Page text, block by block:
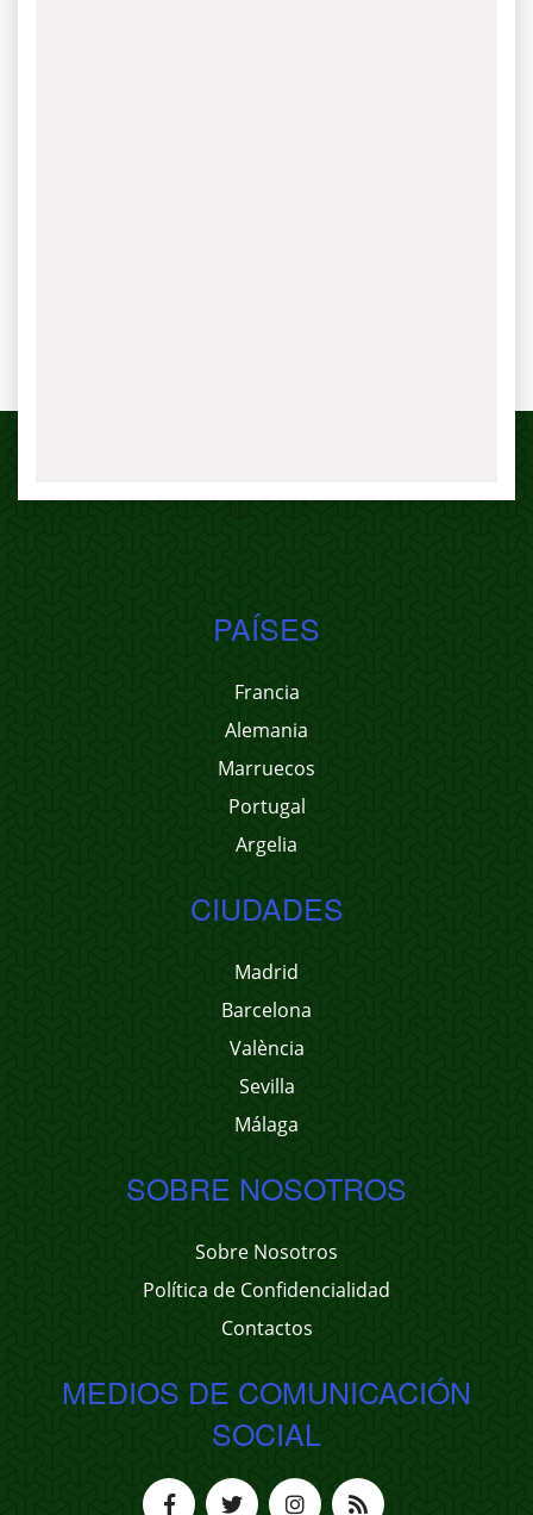
PAÍSES
Francia
Alemania
Marruecos
Portugal
Argelia
CIUDADES
Madrid
Barcelona
València
Sevilla
Málaga
SOBRE NOSOTROS
Sobre Nosotros
Política de Confidencialidad
Contactos
MEDIOS DE COMUNICACIÓN
SOCIAL